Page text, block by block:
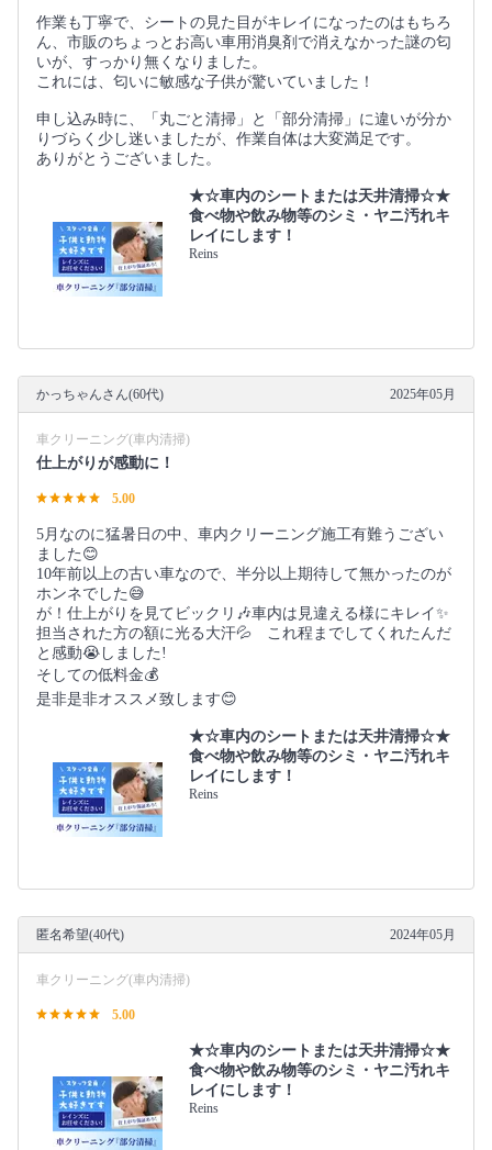
作業も丁寧で、シートの見た目がキレイになったのはもちろ
ん、市販のちょっとお高い車用消臭剤で消えなかった謎の匂
いが、すっかり無くなりました。
これには、匂いに敏感な子供が驚いていました！
申し込み時に、「丸ごと清掃」と「部分清掃」に違いが分か
りづらく少し迷いましたが、作業自体は大変満足です。
ありがとうございました。
★☆車内のシートまたは天井清掃☆★
食べ物や飲み物等のシミ・ヤニ汚れキ
レイにします！
Reins
かっちゃんさん(60代) 2025年05月
車クリーニング(車内清掃)
仕上がりが感動に！
5.00
5月なのに猛暑日の中、車内クリーニング施工有難うござい
ました😊
10年前以上の古い車なので、半分以上期待して無かったのが
ホンネでした😅
が！仕上がりを見てビックリ🎶車内は見違える様にキレイ✨
担当された方の額に光る大汗💦 これ程までしてくれたんだ
と感動😭しました!
そしての低料金💰️
是非是非オススメ致します😊
★☆車内のシートまたは天井清掃☆★
食べ物や飲み物等のシミ・ヤニ汚れキ
レイにします！
Reins
匿名希望(40代) 2024年05月
車クリーニング(車内清掃)
5.00
★☆車内のシートまたは天井清掃☆★
食べ物や飲み物等のシミ・ヤニ汚れキ
レイにします！
Reins